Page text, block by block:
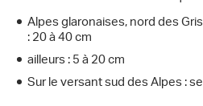
Alpes glaronaises, nord des
: 20 à 40 cm
ailleurs : 5 à 20 cm
Sur le versant sud des Alpes :